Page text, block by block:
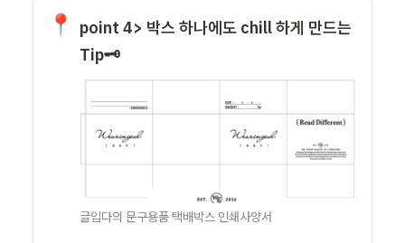
📍
point 4> 박스 하나에도 chill 하게 만드는
Tip🗝️
글입다의 문구용품 택배박스 인쇄사양서